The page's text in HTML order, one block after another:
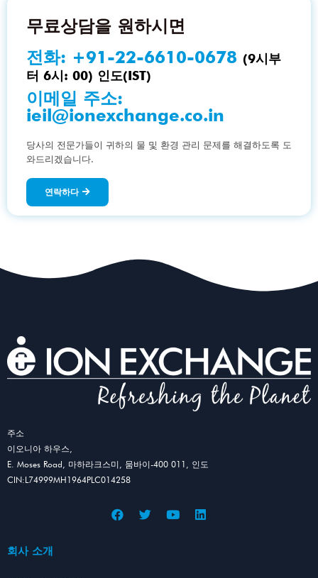
무료상담을 원하시면
전화: +91-22-6610-0678 (9시부
터 6시: 00) 인도(IST)
이메일 주소:
ieil@ionexchange.co.in
당사의 전문가들이 귀하의 물 및 환경 관리 문제를 해결하도록 도
와드리겠습니다.
연락하다
주소
이오니아 하우스,
E. Moses Road, 마하라크스미, 뭄바이-400 011, 인도
CIN:L74999MH1964PLC014258
회사 소개